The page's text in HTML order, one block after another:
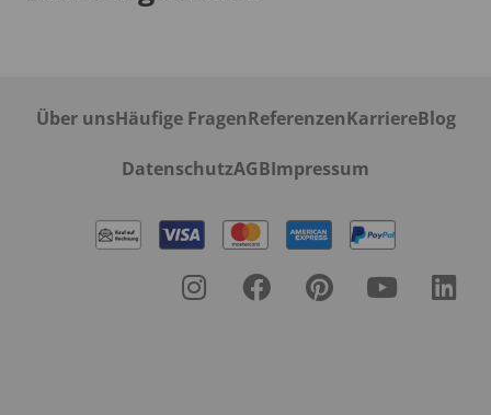
Über unsHäufige FragenReferenzenKarriereBlog
DatenschutzAGBImpressum